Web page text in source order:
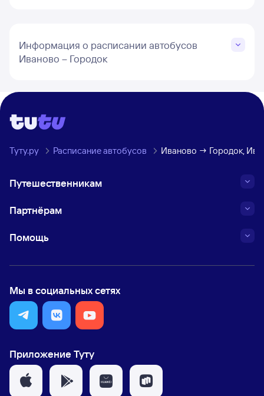
Информация о расписании автобусов
Иваново – Городок
Туту.ру Расписание автобусов Иваново → Городок,
Путешественникам
Партнёрам
Помощь
Мы в социальных сетях
Приложение Туту